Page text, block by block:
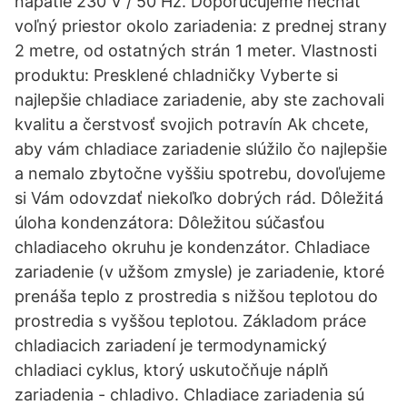
voľný priestor okolo zariadenia: z prednej strany
2 metre, od ostatných strán 1 meter. Vlastnosti
produktu: Presklené chladničky Vyberte si
najlepšie chladiace zariadenie, aby ste zachovali
kvalitu a čerstvosť svojich potravín Ak chcete,
aby vám chladiace zariadenie slúžilo čo najlepšie
a nemalo zbytočne vyššiu spotrebu, dovoľujeme
si Vám odovzdať niekoľko dobrých rád. Dôležitá
úloha kondenzátora: Dôležitou súčasťou
chladiaceho okruhu je kondenzátor. Chladiace
zariadenie (v užšom zmysle) je zariadenie, ktoré
prenáša teplo z prostredia s nižšou teplotou do
prostredia s vyššou teplotou. Základom práce
chladiacich zariadení je termodynamický
chladiaci cyklus, ktorý uskutočňuje náplň
zariadenia - chladivo. Chladiace zariadenia sú